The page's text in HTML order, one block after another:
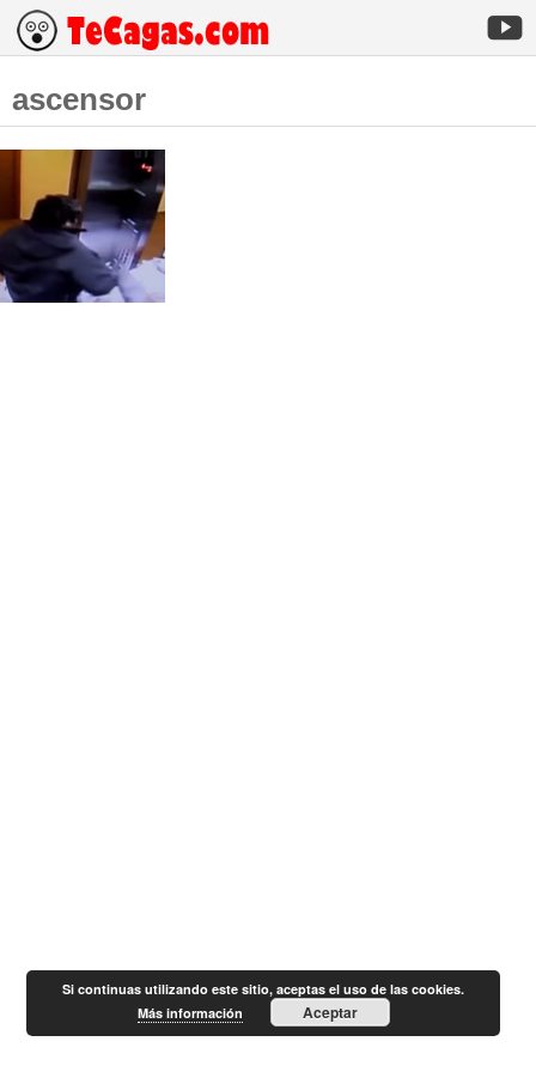
ascensor
Si continuas utilizando este sitio, aceptas el uso de las cookies.
Más información
Aceptar